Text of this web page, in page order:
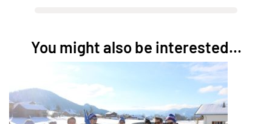
You might also be interested...